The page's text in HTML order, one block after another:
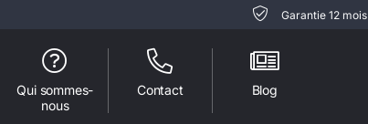
Garantie 12 mois
Qui sommes-
nous
Contact Blog